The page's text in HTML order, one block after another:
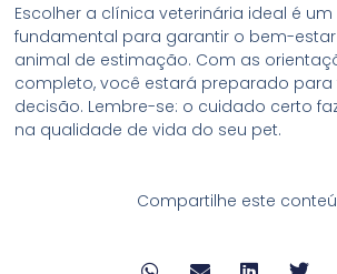
Escolher a clínica veterinária ideal é
fundamental para garantir o bem-
animal de estimação. Com as
completo, você estará preparado
decisão. Lembre-se: o cuidado certo
na qualidade de vida do seu pet.
Compartilhe este